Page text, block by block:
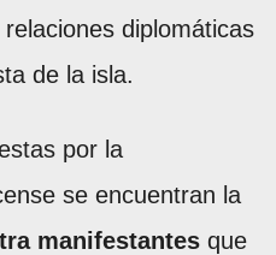
diplomáticas
de la isla.
por la
se encuentran la
manifestantes que